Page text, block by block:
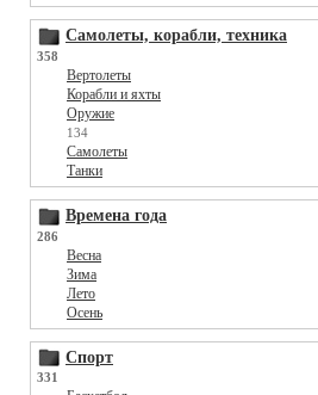
Самолеты, корабли, техника
358
Вертолеты
Корабли и яхты
Оружие
134
Самолеты
Танки
Времена года
286
Весна
Зима
Лето
Осень
Спорт
331